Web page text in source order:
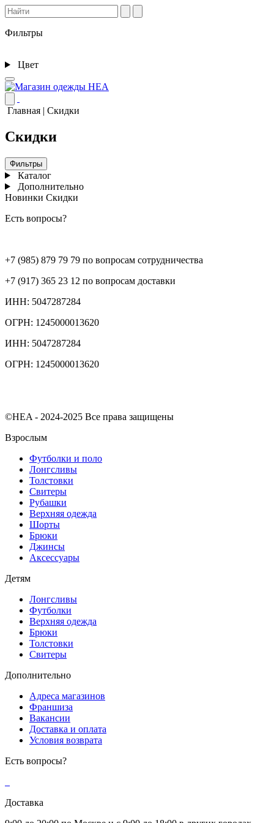
Фильтры
Цвет
Главная | Скидки
Скидки
Фильтры
Каталог
Дополнительно
Новинки Скидки
Есть вопросы?
+7 (985) 879 79 79 по вопросам сотрудничества
+7 (917) 365 23 12 по вопросам доставки
ИНН: 5047287284
ОГРН: 1245000013620
ИНН: 5047287284
ОГРН: 1245000013620
©HEA - 2024-2025 Все права защищены
Взрослым
Футболки и поло
Лонгсливы
Толстовки
Свитеры
Рубашки
Верхняя одежда
Шорты
Брюки
Джинсы
Аксессуары
Детям
Лонгсливы
Футболки
Верхняя одежда
Брюки
Толстовки
Свитеры
Дополнительно
Адреса магазинов
Франшиза
Вакансии
Доставка и оплата
Условия возврата
Есть вопросы?
Доставка